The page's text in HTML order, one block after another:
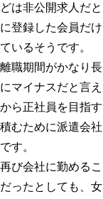
は非公開求人だと
登録した会員だけ
いるそうです。
職期間がかなり長
マイナスだと言え
ら正社員を目指す
むために派遣会社
す。
び会社に勤めるこ
ったとしても、女